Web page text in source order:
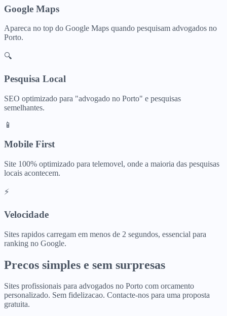
Google Maps
Apareca no top do Google Maps quando pesquisam advogados no
Porto.
🔍
Pesquisa Local
SEO optimizado para "advogado no Porto" e pesquisas
semelhantes.
📱
Mobile First
Site 100% optimizado para telemovel, onde a maioria das pesquisas
locais acontecem.
⚡
Velocidade
Sites rapidos carregam em menos de 2 segundos, essencial para
ranking no Google.
Precos simples e sem surpresas
Sites profissionais para advogados no Porto com orcamento
personalizado. Sem fidelizacao. Contacte-nos para uma proposta
gratuita.